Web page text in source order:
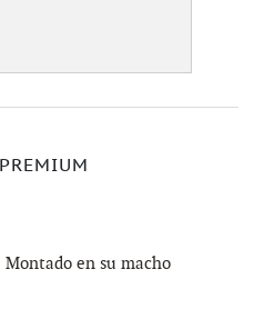
Montado en su macho